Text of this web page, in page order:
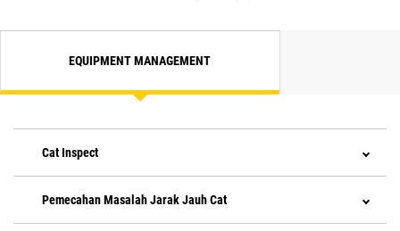
EQUIPMENT MANAGEMENT
Cat Inspect
Pemecahan Masalah Jarak Jauh Cat